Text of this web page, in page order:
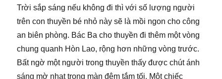
Trời sắp sáng nếu không đi thì với số lượng người
trên con thuyền bé nhỏ này sẽ là mồi ngon cho công
an biên phòng. Bác Ba cho thuyền đi thêm một vòng
chung quanh Hòn Lao, rộng hơn những vòng trước.
Bất ngờ một người trong thuyền thấy được chút ánh
sáng mờ nhạt trong màn đêm tắm tối. Một chiếc